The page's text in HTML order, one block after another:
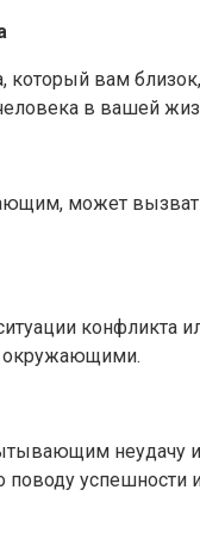
который вам
в вашей
может
конфликта
окружающими.
неудачу
поводу